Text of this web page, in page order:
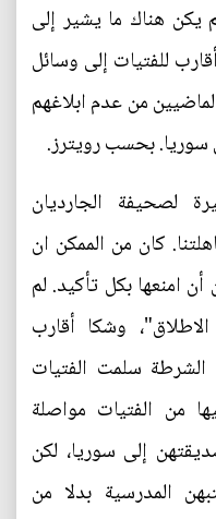
هناك ما يشير إلى
للفتيات إلى وسائل
من عدم ابلاغهم
سوريا. بحسب رويترز.
لصحيفة الجارديان
كان من الممكن ان
أن امنعها بكل تأكيد. لم
وشكا أقارب
سلمت الفتيات
من الفتيات مواصلة
إلى سوريا، لكن
المدرسية بدلا من